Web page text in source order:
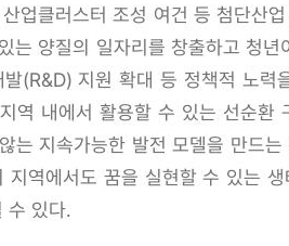
업클러스터 조성 여건 등 첨단산
는 양질의 일자리를 창출하고 청
(R&D) 지원 확대 등 정책적 노
역 내에서 활용할 수 있는 선순환
는 지속가능한 발전 모델을 만드
지역에서도 꿈을 실현할 수 있는
수 있다.